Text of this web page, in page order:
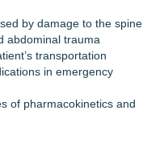
by damage to the spine
abdominal trauma
transportation
in emergency
of pharmacokinetics and